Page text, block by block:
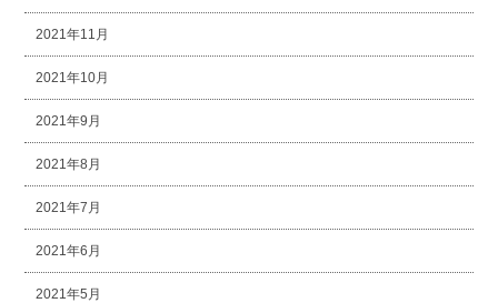
2021年11月
2021年10月
2021年9月
2021年8月
2021年7月
2021年6月
2021年5月